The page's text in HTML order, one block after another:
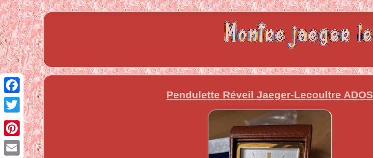
Facebook
Twitter
Pinterest
Pendulette Réveil Jaeger-Lecoultre ADOS